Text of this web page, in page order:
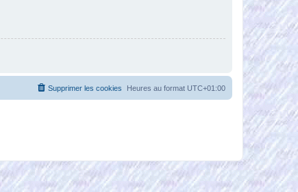
Heures au format UTC+01:00
Supprimer les cookies